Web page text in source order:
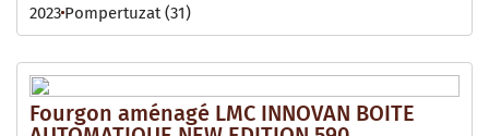
2023 Pompertuzat (31)
Fourgon aménagé LMC INNOVAN BOITE